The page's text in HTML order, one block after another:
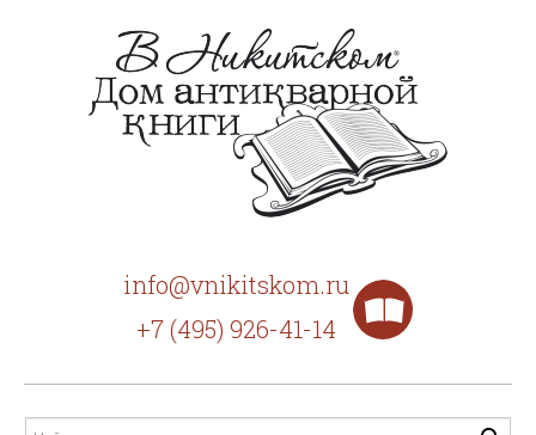
info@vnikitskom.ru
+7 (495) 926-41-14